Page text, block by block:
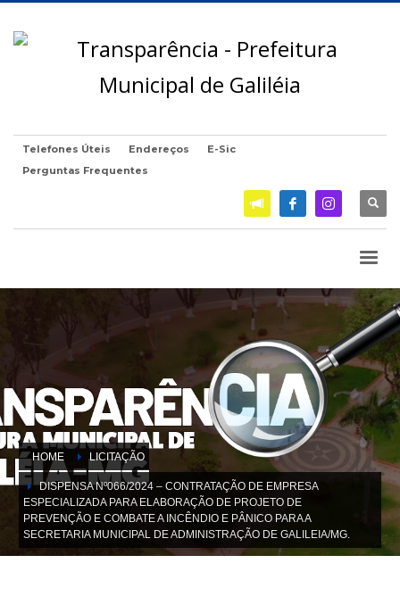
Telefones Úteis Endereços
E-Sic
Perguntas Frequentes
HOME LICITAÇÃO
DISPENSA Nº066/2024 – CONTRATAÇÃO DE EMPRESA
ESPECIALIZADA PARA ELABORAÇÃO DE PROJETO DE
PREVENÇÃO E COMBATE A INCÊNDIO E PÂNICO PARA A
SECRETARIA MUNICIPAL DE ADMINISTRAÇÃO DE GALILEIA/MG.